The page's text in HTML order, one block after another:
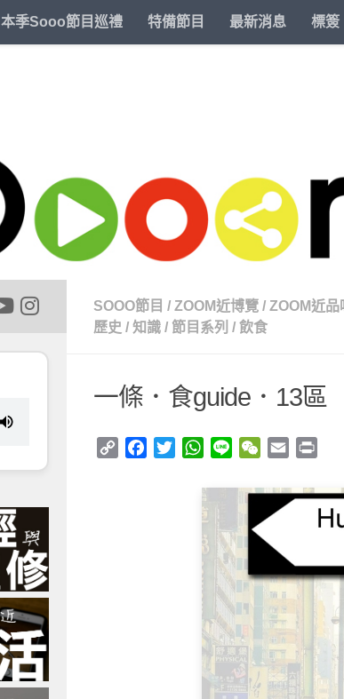
本季Sooo節目巡禮 特備節目 最新消息 標簽
SOOO節目 / ZOOM近博覽 / ZOOM近品
歷史 / 知識 / 節目系列 / 飲食
一條．食guide．13區
Copy
Facebook
TwitterWhatsApp
Line WeChat
Email